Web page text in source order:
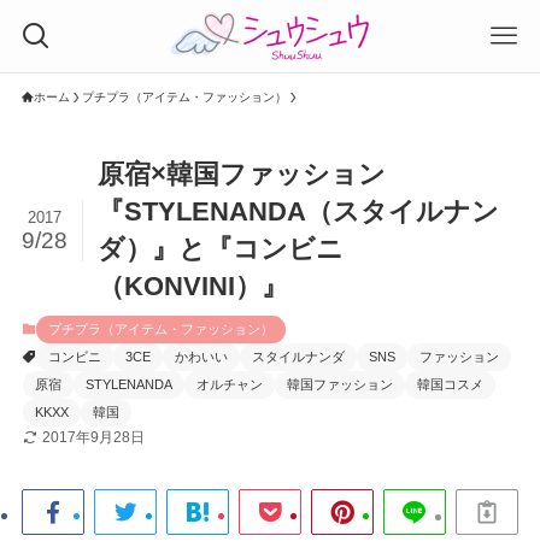
ホーム プチプラ（アイテム・ファッション）
原宿×韓国ファッション
『STYLENANDA（スタイルナン
ダ）』と『コンビニ
（KONVINI）』
2017
9/28
プチプラ（アイテム・ファッション）
コンビニ
3CE かわいい スタイルナンダ SNS
ファッション
原宿
STYLENANDA オルチャン 韓国ファッション
韓国コスメ
KKXX
韓国
2017年9月28日